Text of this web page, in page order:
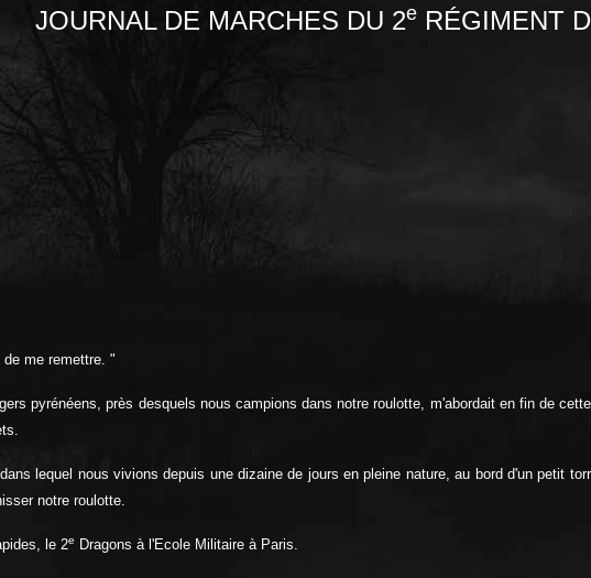
JOURNAL DE MARCHES DU 2eRÉGIMENT
me remettre. "
pyrénéens, près desquels nous campions dans notre roulotte, m'abordait en fin de
lequel nous vivions depuis une dizaine de jours en pleine nature, au bord d'un petit
notre roulotte.
le 2e Dragons à l'Ecole Militaire à Paris.